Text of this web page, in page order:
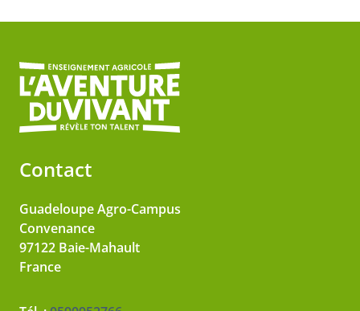
Contact
Guadeloupe Agro-Campus
Convenance
97122 Baie-Mahault
France